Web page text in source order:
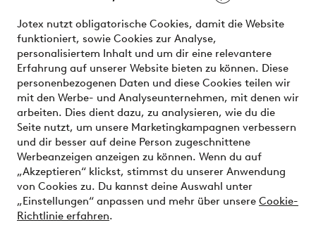
Jotex nutzt obligatorische Cookies, damit die Website
funktioniert, sowie Cookies zur Analyse,
personalisiertem Inhalt und um dir eine relevantere
Erfahrung auf unserer Website bieten zu können. Diese
personenbezogenen Daten und diese Cookies teilen wir
mit den Werbe- und Analyseunternehmen, mit denen wir
arbeiten. Dies dient dazu, zu analysieren, wie du die
Seite nutzt, um unsere Marketingkampagnen verbessern
und dir besser auf deine Person zugeschnittene
Werbeanzeigen anzeigen zu können. Wenn du auf
„Akzeptieren“ klickst, stimmst du unserer Anwendung
von Cookies zu. Du kannst deine Auswahl unter
„Einstellungen“ anpassen und mehr über unsere Cookie-
Richtlinie erfahren.
Bedingungen
Sichere Zahlungen - Jetzt bezahlen oder aufteilen
Möchtest du mehr über unsere
Zahlungsmöglichkeitenerfahren?